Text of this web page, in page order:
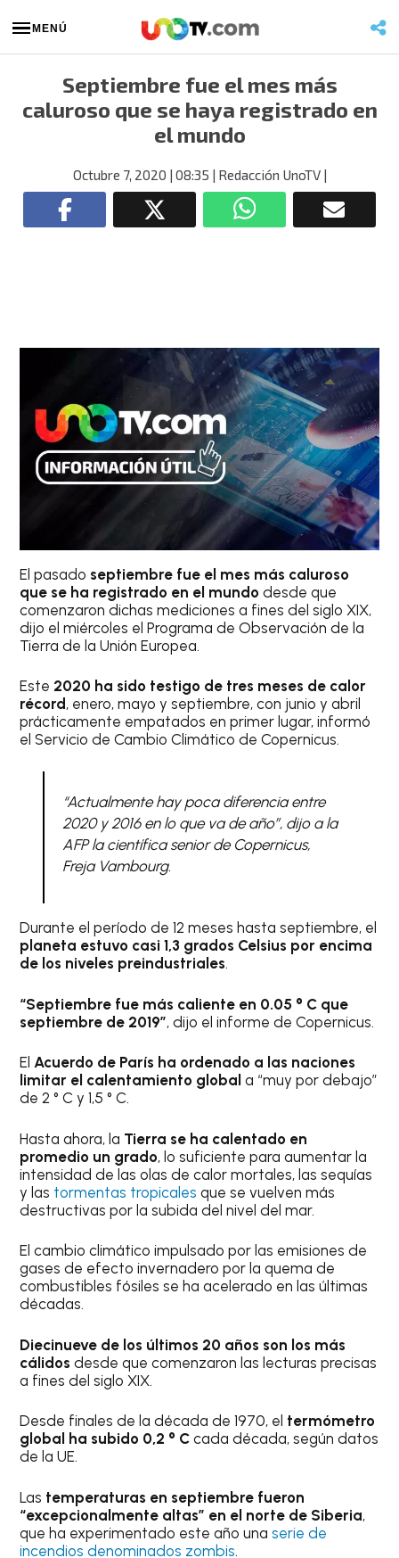
MENÚ
Septiembre fue el mes más
caluroso que se haya registrado en
el mundo
Octubre 7, 2020 | 08:35 | Redacción UnoTV|
El pasado septiembre fue el mes más caluroso
que se ha registrado en el mundo desde que
comenzaron dichas mediciones a fines del siglo XIX,
dijo el miércoles el Programa de Observación de la
Tierra de la Unión Europea.
Este 2020 ha sido testigo de tres meses de calor
récord , enero, mayo y septiembre, con junio y abril
prácticamente empatados en primer lugar, informó
el Servicio de Cambio Climático de Copernicus.
“Actualmente hay poca diferencia entre
2020 y 2016 en lo que va de año”, dijo a la
AFP la científica senior de Copernicus,
Freja Vambourg.
Durante el período de 12 meses hasta septiembre, el
planeta estuvo casi 1,3 grados Celsius por encima
de los niveles preindustriales.
“Septiembre fue más caliente en 0.05 ° C que
septiembre de 2019”, dijo el informe de Copernicus.
ElAcuerdo de París ha ordenado a las naciones
limitar el calentamiento global a “muy por debajo”
de 2 ° C y 1,5 ° C.
Hasta ahora, la Tierra se ha calentado en
promedio un grado, lo suficiente para aumentar la
intensidad de las olas de calor mortales, las sequías
y las tormentas tropicales que se vuelven más
destructivas por la subida del nivel del mar.
El cambio climático impulsado por las emisiones de
gases de efecto invernadero por la quema de
combustibles fósiles se ha acelerado en las últimas
décadas.
Diecinueve de los últimos 20 años son los más
cálidos desde que comenzaron las lecturas precisas
a fines del siglo XIX.
Desde finales de la década de 1970, el termómetro
global ha subido 0,2 ° C cada década, según datos
de la UE.
Las temperaturas en septiembre fueron
“excepcionalmente altas” en el norte de Siberia,
que ha experimentado este año unaserie de
incendios denominados zombis.